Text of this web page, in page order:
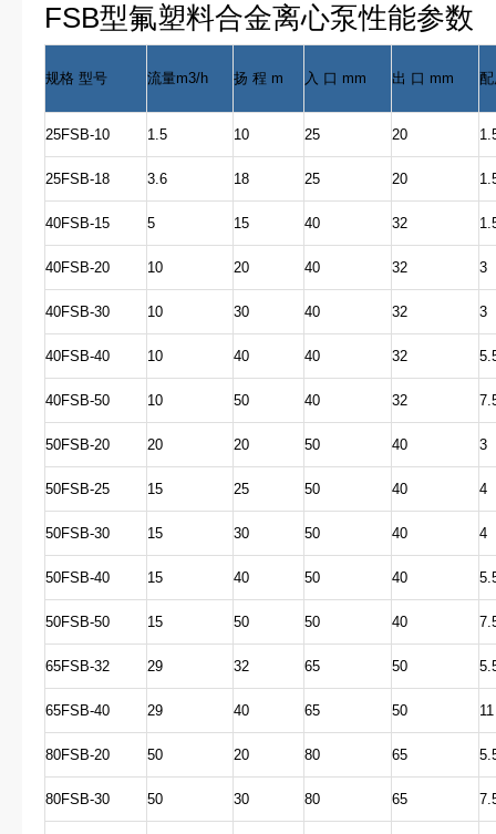
FSB型氟塑料合金离心泵性能参数
规格 型号 流量m3/h 扬 程 m 入 口 mm 出 口 mm
25FSB-10 1.5 10 25 20
25FSB-18 3.6 18 25 20
40FSB-15 5 15 40 32
40FSB-20 10 20 40 32 3
40FSB-30 10 30 40 32 3
40FSB-40 10 40 40 32
40FSB-50 10 50 40 32
50FSB-20 20 20 50 40 3
50FSB-25 15 25 50 40 4
50FSB-30 15 30 50 40 4
50FSB-40 15 40 50 40
50FSB-50 15 50 50 40
65FSB-32 29 32 65 50
65FSB-40 29 40 65 50 11
80FSB-20 50 20 80 65
80FSB-30 50 30 80 65